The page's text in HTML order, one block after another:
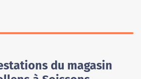
du magasin